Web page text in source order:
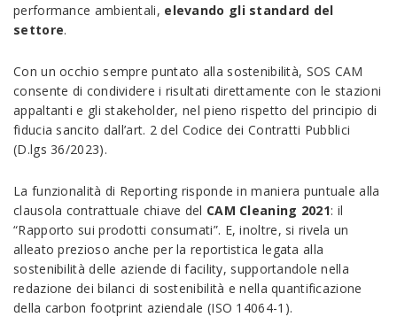
performance ambientali, elevando gli standard del
settore.
Con un occhio sempre puntato alla sostenibilità, SOS CAM
consente di condividere i risultati direttamente con le stazioni
appaltanti e gli stakeholder, nel pieno rispetto del principio di
fiducia sancito dall’art. 2 del Codice dei Contratti Pubblici
(D.lgs 36/2023).
La funzionalità di Reporting risponde in maniera puntuale alla
clausola contrattuale chiave del CAM Cleaning 2021: il
“Rapporto sui prodotti consumati”. E, inoltre, si rivela un
alleato prezioso anche per la reportistica legata alla
sostenibilità delle aziende di facility, supportandole nella
redazione dei bilanci di sostenibilità e nella quantificazione
della carbon footprint aziendale (ISO 14064-1).